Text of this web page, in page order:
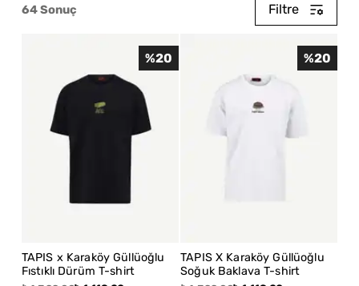
64Sonuç Filtre
TAPIS x Karaköy Güllüoğlu
Fıstıklı Dürüm T-shirt
%20
TAPIS X Karaköy Güllüoğlu
Soğuk Baklava T-shirt
%20